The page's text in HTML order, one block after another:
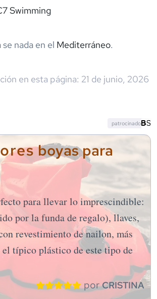
Swimming
nada en el Mediterráneo.
en esta página: 21 de junio, 2026
boyas para
para llevar lo imprescindible:
por la funda de regalo), llaves,
revestimiento de nailon, más
el típico plástico de este tipo de
porCRISTINA
patrocinado